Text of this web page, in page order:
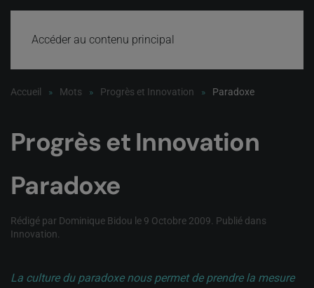
Accéder au contenu principal
Accueil Mots Progrès et Innovation Paradoxe
Progrès et Innovation
Paradoxe
Rédigé par Dominique Bidou le 9 Octobre 2009 . Publié dans
Innovation
La culture du paradoxe nous permet de prendre la mesure